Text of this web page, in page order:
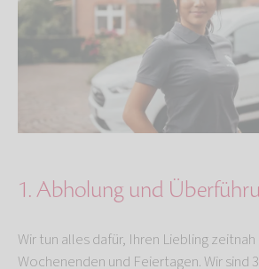
1. Abholung und
Wir tun alles dafür, Ihren Liebling
Wochenenden und Feiertagen. Wir sind